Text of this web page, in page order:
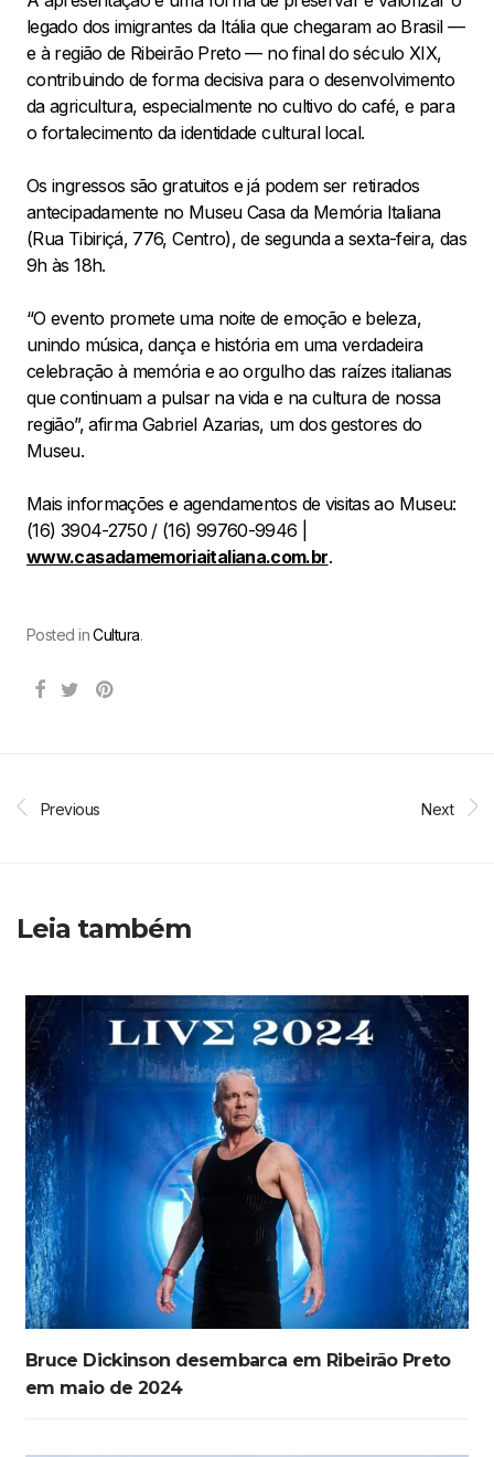
legado dos imigrantes da Itália que chegaram ao Brasil —
e à região de Ribeirão Preto — no final do século XIX,
contribuindo de forma decisiva para o desenvolvimento
da agricultura, especialmente no cultivo do café, e para
o fortalecimento da identidade cultural local.
Os ingressos são gratuitos e já podem ser retirados
antecipadamente no Museu Casa da Memória Italiana
(Rua Tibiriçá, 776, Centro), de segunda a sexta-feira, das
9h às 18h.
“O evento promete uma noite de emoção e beleza,
unindo música, dança e história em uma verdadeira
celebração à memória e ao orgulho das raízes italianas
que continuam a pulsar na vida e na cultura de nossa
região”, afirma Gabriel Azarias, um dos gestores do
Museu.
Mais informações e agendamentos de visitas ao Museu:
(16) 3904-2750 / (16) 99760-9946 |
www.casadamemoriaitaliana.com.br.
Posted inCultura.
Previous Next
Leia também
Bruce Dickinson desembarca em Ribeirão Preto
em maio de 2024